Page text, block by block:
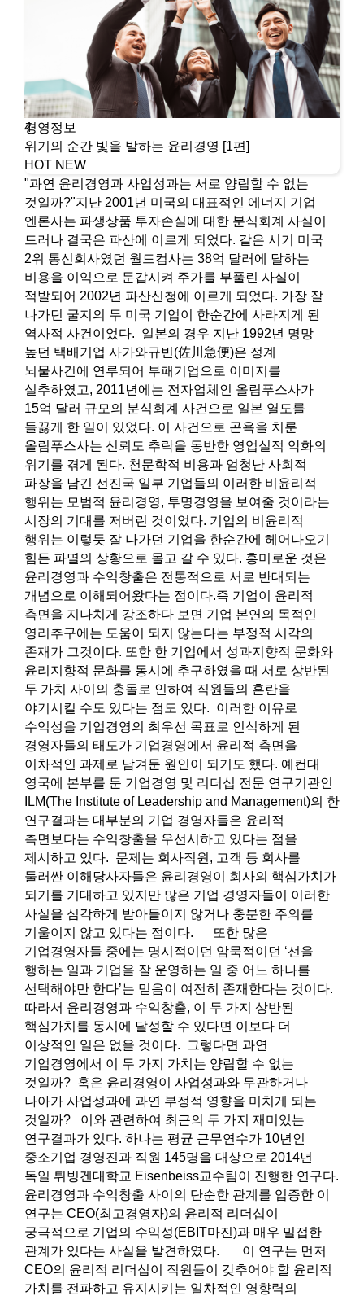
경영정보
4
위기의 순간 빛을 발하는 윤리경영 [1편]
HOT NEW
"과연 윤리경영과 사업성과는 서로 양립할 수 없는
것일까?"지난 2001년 미국의 대표적인 에너지 기업
엔론사는 파생상품 투자손실에 대한 분식회계 사실이
드러나 결국은 파산에 이르게 되었다. 같은 시기 미국
2위 통신회사였던 월드컴사는 38억 달러에 달하는
비용을 이익으로 둔갑시켜 주가를 부풀린 사실이
적발되어 2002년 파산신청에 이르게 되었다. 가장 잘
나가던 굴지의 두 미국 기업이 한순간에 사라지게 된
역사적 사건이었다. 일본의 경우 지난 1992년 명망
높던 택배기업 사가와규빈(佐川急便)은 정계
뇌물사건에 연루되어 부패기업으로 이미지를
실추하였고, 2011년에는 전자업체인 올림푸스사가
15억 달러 규모의 분식회계 사건으로 일본 열도를
들끓게 한 일이 있었다. 이 사건으로 곤욕을 치룬
올림푸스사는 신뢰도 추락을 동반한 영업실적 악화의
위기를 겪게 된다. 천문학적 비용과 엄청난 사회적
파장을 남긴 선진국 일부 기업들의 이러한 비윤리적
행위는 모범적 윤리경영, 투명경영을 보여줄 것이라는
시장의 기대를 저버린 것이었다. 기업의 비윤리적
행위는 이렇듯 잘 나가던 기업을 한순간에 헤어나오기
힘든 파멸의 상황으로 몰고 갈 수 있다. 흥미로운 것은
윤리경영과 수익창출은 전통적으로 서로 반대되는
개념으로 이해되어왔다는 점이다.즉 기업이 윤리적
측면을 지나치게 강조하다 보면 기업 본연의 목적인
영리추구에는 도움이 되지 않는다는 부정적 시각의
존재가 그것이다. 또한 한 기업에서 성과지향적 문화와
윤리지향적 문화를 동시에 추구하였을 때 서로 상반된
두 가치 사이의 충돌로 인하여 직원들의 혼란을
야기시킬 수도 있다는 점도 있다. 이러한 이유로
수익성을 기업경영의 최우선 목표로 인식하게 된
경영자들의 태도가 기업경영에서 윤리적 측면을
이차적인 과제로 남겨둔 원인이 되기도 했다. 예컨대
영국에 본부를 둔 기업경영 및 리더십 전문 연구기관인
ILM(The Institute of Leadership and Management)의 한
연구결과는 대부분의 기업 경영자들은 윤리적
측면보다는 수익창출을 우선시하고 있다는 점을
제시하고 있다. 문제는 회사직원, 고객 등 회사를
둘러싼 이해당사자들은 윤리경영이 회사의 핵심가치가
되기를 기대하고 있지만 많은 기업 경영자들이 이러한
사실을 심각하게 받아들이지 않거나 충분한 주의를
기울이지 않고 있다는 점이다. 또한 많은
기업경영자들 중에는 명시적이던 암묵적이던 ‘선을
행하는 일과 기업을 잘 운영하는 일 중 어느 하나를
선택해야만 한다’는 믿음이 여전히 존재한다는 것이다.
따라서 윤리경영과 수익창출, 이 두 가지 상반된
핵심가치를 동시에 달성할 수 있다면 이보다 더
이상적인 일은 없을 것이다. 그렇다면 과연
기업경영에서 이 두 가지 가치는 양립할 수 없는
것일까? 혹은 윤리경영이 사업성과와 무관하거나
나아가 사업성과에 과연 부정적 영향을 미치게 되는
것일까? 이와 관련하여 최근의 두 가지 재미있는
연구결과가 있다. 하나는 평균 근무연수가 10년인
중소기업 경영진과 직원 145명을 대상으로 2014년
독일 튀빙겐대학교 Eisenbeiss교수팀이 진행한 연구다.
윤리경영과 수익창출 사이의 단순한 관계를 입증한 이
연구는 CEO(최고경영자)의 윤리적 리더십이
궁극적으로 기업의 수익성(EBIT마진)과 매우 밀접한
관계가 있다는 사실을 발견하였다. 이 연구는 먼저
CEO의 윤리적 리더십이 직원들이 갖추어야 할 윤리적
가치를 전파하고 유지시키는 일차적인 영향력의